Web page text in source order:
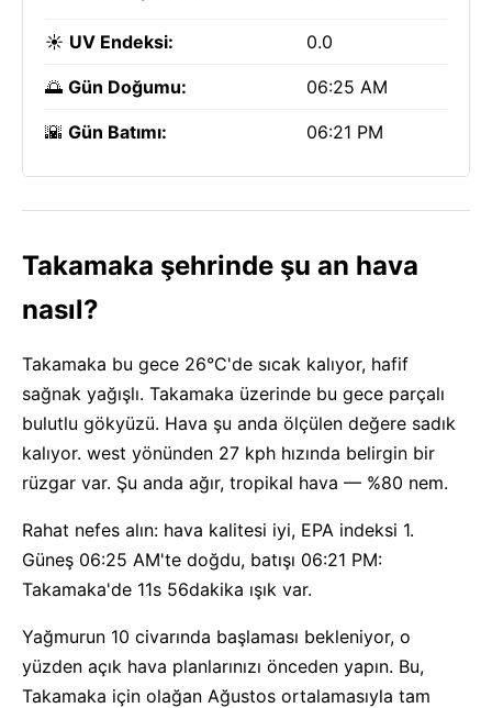
☀️ UV Endeksi: 0.0
🌅 Gün Doğumu: 06:25 AM
🌇 Gün Batımı: 06:21 PM
Takamaka şehrinde şu an hava
nasıl?
Takamaka bu gece 26°C'de sıcak kalıyor, hafif
sağnak yağışlı. Takamaka üzerinde bu gece parçalı
bulutlu gökyüzü. Hava şu anda ölçülen değere sadık
kalıyor. west yönünden 27 kph hızında belirgin bir
rüzgar var. Şu anda ağır, tropikal hava — %80 nem.
Rahat nefes alın: hava kalitesi iyi, EPA indeksi 1.
Güneş 06:25 AM'te doğdu, batışı 06:21 PM:
Takamaka'de 11s 56dakika ışık var.
Yağmurun 10 civarında başlaması bekleniyor, o
yüzden açık hava planlarınızı önceden yapın. Bu,
Takamaka için olağan Ağustos ortalamasıyla tam